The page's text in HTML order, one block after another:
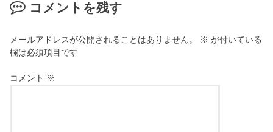
コメントを残す
メールアドレスが公開されることはありません。 ※ が付いている
欄は必須項目です
コメント ※